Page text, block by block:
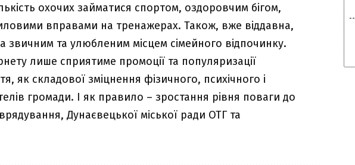
охочих займатися спортом, оздоровчим бігом,
вправами на тренажерах. Також, вже віддавна,
звичним та улюбленим місцем сімейного відпочинку.
лише сприятиме промоції та популяризації
як складової зміцнення фізичного, психічного і
громади. І як правило – зростання рівня поваги до
Дунаєвецької міської ради ОТГ та